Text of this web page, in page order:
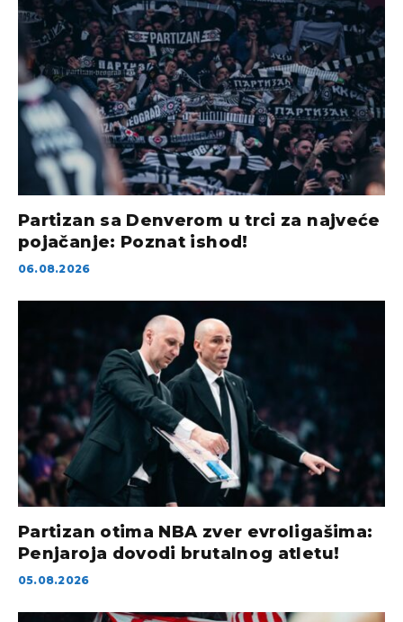
Partizan sa Denverom u trci za najveće
pojačanje: Poznat ishod!
06.08.2026
Partizan otima NBA zver evroligašima:
Penjaroja dovodi brutalnog atletu!
05.08.2026